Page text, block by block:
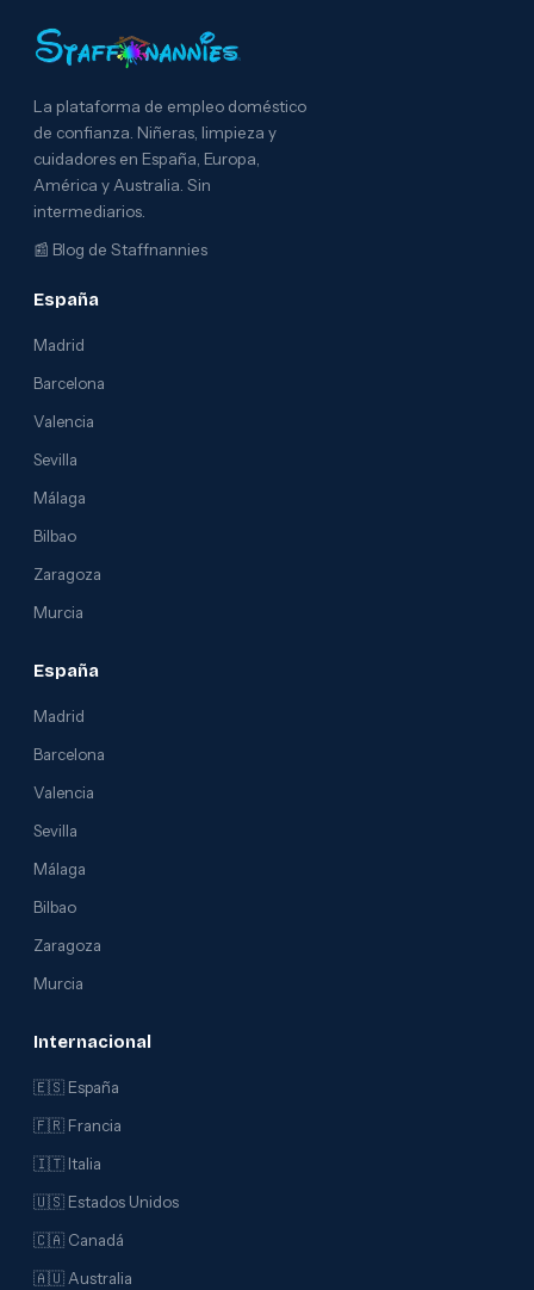
La plataforma de empleo doméstico
de confianza. Niñeras, limpieza y
cuidadores en España, Europa,
América y Australia. Sin
intermediarios.
📰 Blog de Staffnannies
España
Madrid
Barcelona
Valencia
Sevilla
Málaga
Bilbao
Zaragoza
Murcia
España
Madrid
Barcelona
Valencia
Sevilla
Málaga
Bilbao
Zaragoza
Murcia
Internacional
🇪🇸 España
🇫🇷 Francia
🇮🇹 Italia
🇺🇸 Estados Unidos
🇨🇦 Canadá
🇦🇺 Australia